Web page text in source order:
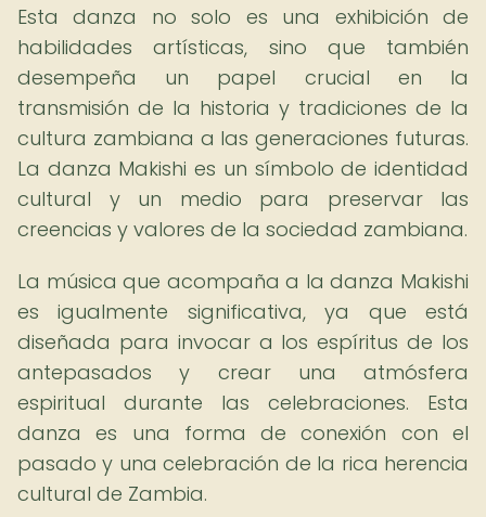
Esta danza no solo es una exhibición de
habilidades artísticas, sino que también
desempeña un papel crucial en la
transmisión de la historia y tradiciones de la
cultura zambiana a las generaciones futuras.
La danza Makishi es un símbolo de identidad
cultural y un medio para preservar las
creencias y valores de la sociedad zambiana.
La música que acompaña a la danza Makishi
es igualmente significativa, ya que está
diseñada para invocar a los espíritus de los
antepasados y crear una atmósfera
espiritual durante las celebraciones. Esta
danza es una forma de conexión con el
pasado y una celebración de la rica herencia
cultural de Zambia.